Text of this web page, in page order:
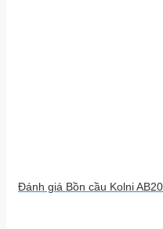
Đánh giá Bồn cầu Kolni